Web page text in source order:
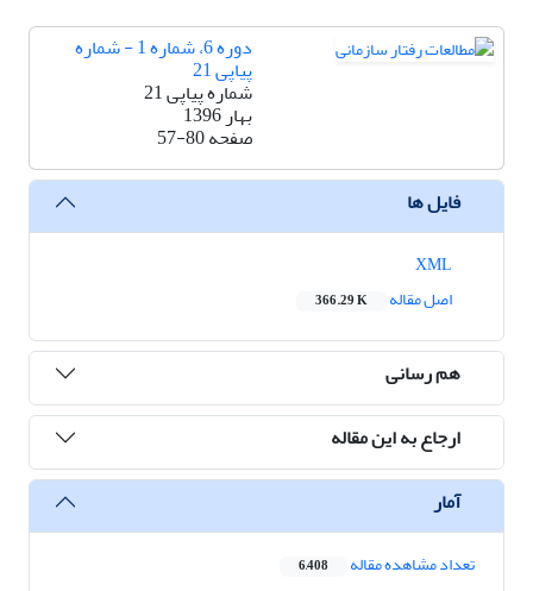
دوره 6، شماره 1 - شماره
پیاپی 21
شماره پیاپی 21
بهار 1396
صفحه57-80
فایل ها
اصل مقاله
366.29 K
هم رسانی
ارجاع به این مقاله
آمار
تعداد مشاهده مقاله 6,408